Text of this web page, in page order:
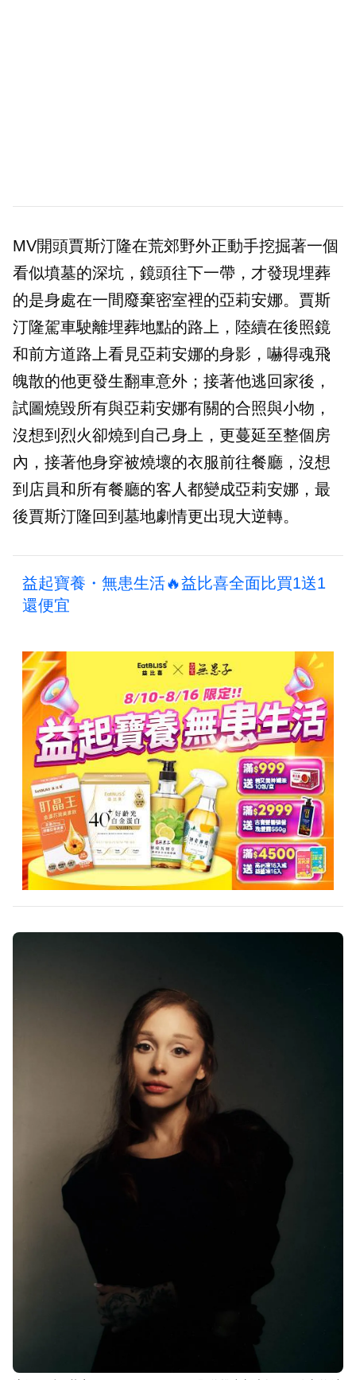
MV開頭賈斯汀隆在荒郊野外正動手挖掘著一個
看似墳墓的深坑，鏡頭往下一帶，才發現埋葬
的是身處在一間廢棄密室裡的亞莉安娜。賈斯
汀隆駕車駛離埋葬地點的路上，陸續在後照鏡
和前方道路上看見亞莉安娜的身影，嚇得魂飛
魄散的他更發生翻車意外；接著他逃回家後，
試圖燒毀所有與亞莉安娜有關的合照與小物，
沒想到烈火卻燒到自己身上，更蔓延至整個房
內，接著他身穿被燒壞的衣服前往餐廳，沒想
到店員和所有餐廳的客人都變成亞莉安娜，最
後賈斯汀隆回到墓地劇情更出現大逆轉。
益起寶養・無患生活🔥益比喜全面比買1送1
還便宜